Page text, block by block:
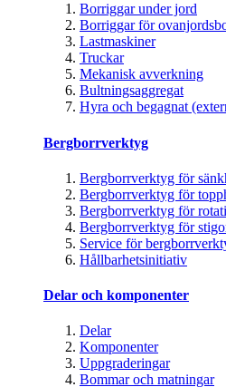
Borriggar under jord
Borriggar för
Lastmaskiner
Truckar
Mekanisk avverkning
Bultningsaggregat
Hyra och begagnat
Bergborrverktyg
Bergborrverktyg för
Bergborrverktyg för
Bergborrverktyg för
Bergborrverktyg för
Service för
Hållbarhetsinitiativ
Delar och komponenter
Delar
Komponenter
Uppgraderingar
Bommar och matningar